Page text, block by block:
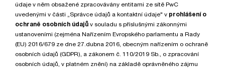
údaje v něm obsažené zpracovávány entitami ze sítě PwC
uvedenými v části „Správce údajů a kontaktní údaje" v prohlášení o
ochraně osobních údajů v souladu s příslušnými zákonnými
ustanoveními (zejména Nařízením Evropského parlamentu a Rady
(EU) 2016/679 ze dne 27.dubna 2016, obecným nařízením o ochraně
osobních údajů (GDPR), a zákonem č. 110/2019 Sb., o zpracování
osobních údajů, v platném znění) na základě oprávněného zájmu